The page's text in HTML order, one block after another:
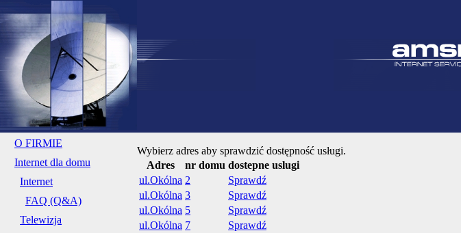
O FIRMIE
Internet dla domu
Internet
FAQ (Q&A)
Telewizja
Wybierz adres aby sprawdzić dostępność usługi.
Adres
nr domu dostepne uslugi
ul.Okólna 2
Sprawdź
ul.Okólna 3
Sprawdź
ul.Okólna 5
Sprawdź
ul.Okólna 7
Sprawdź